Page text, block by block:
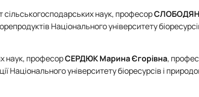
сільськогосподарських наук, професор
Національного університету
наук, професорСЕРДЮК Марина Єгорівна,
Національного університету біоресурсів і